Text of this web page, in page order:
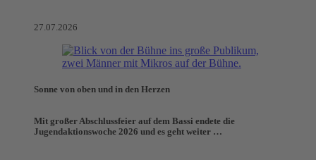
27.07.2026
Sonne von oben und in den Herzen
Mit großer Abschlussfeier auf dem Bassi endete die
Jugendaktionswoche 2026 und es geht weiter …